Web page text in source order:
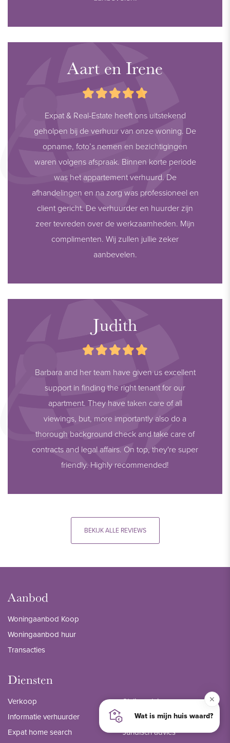
Aart en Irene
Expat & Real-Estate heeft ons uitstekend
geholpen bij de verhuur van onze woning. De
opname, foto’s nemen en bezichtigingen
waren volgens afspraak. Binnen korte periode
was het appartement verhuurd. De
afhandelingen en na zorg was professioneel en
client gericht. De verhuurder en huurder zijn
zeer tevreden over de werkzaamheden. Mijn
complimenten. Wij zullen jullie zeker
aanbevelen.
Judith
Barbara and her team have given us excellent
support in finding the right tenant for our
apartment. They have taken care of all
viewings, but, more importantly also do a
thorough background check and take care of
contracts and legal affairs. On top, they're super
friendly. Highly recommended!
BEKIJK ALLE REVIEWS
Aanbod
Woningaanbod Koop
Woningaanbod huur
Transacties
Diensten
Verkoop
Informatie verhuurder
Expat home search
Stylingadvies
Beheer
Juridisch advies
Wat is mijn huis waard?